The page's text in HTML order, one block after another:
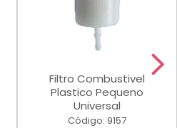
Filtro Combustivel
Plastico Pequeno
Universal
Código: 9157